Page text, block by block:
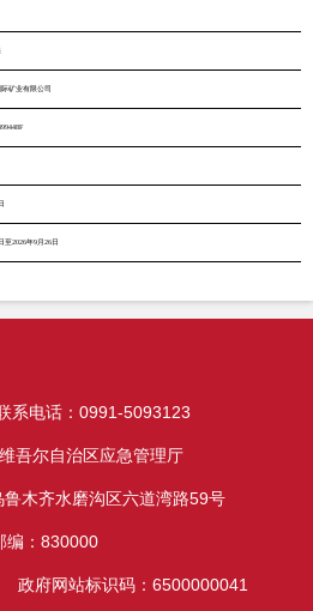
系电话：0991-5093123
吾尔自治区应急管理厅
鲁木齐水磨沟区六道湾路59号
编：830000
政府网站标识码：6500000041